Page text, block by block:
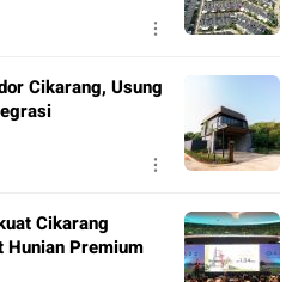
Cikarang, Usung
Cikarang
Hunian Premium